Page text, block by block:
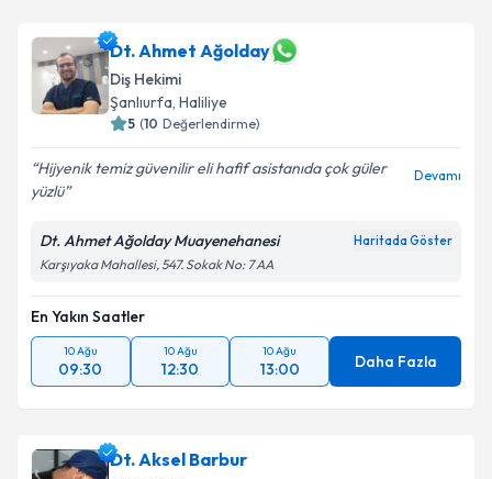
Dt. Ahmet Ağolday
Diş Hekimi
Şanlıurfa, Haliliye
5 (10 Değerlendirme)
Hijyenik temiz güvenilir eli hafif asistanıda çok güler
yüzlü
Devamı
Dt. Ahmet Ağolday Muayenehanesi Haritada Göster
Karşıyaka Mahallesi, 547. Sokak No: 7 AA
En Yakın Saatler
10 Ağu
09:30
10 Ağu
12:30
10 Ağu
13:00 Daha Fazla
Dt. Aksel Barbur